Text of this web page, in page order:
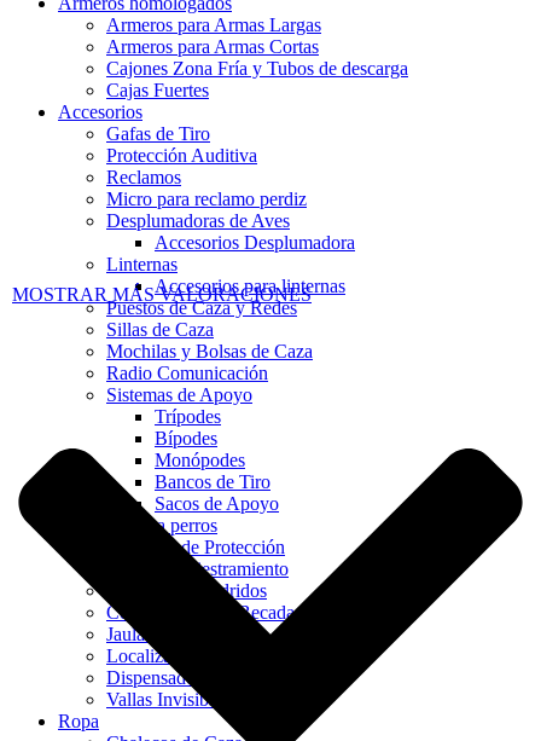
MOSTRAR MÁS VALORACIONES
Armeros para Armas Largas
Armeros para Armas Cortas
Cajones Zona Fría y Tubos de descarga
Cajas Fuertes
Accesorios
Gafas de Tiro
Protección Auditiva
Reclamos
Micro para reclamo perdiz
Desplumadoras de Aves
Accesorios Desplumadora
Linternas
Accesorios para linternas
Puestos de Caza y Redes
Sillas de Caza
Mochilas y Bolsas de Caza
Radio Comunicación
Sistemas de Apoyo
Trípodes
Bípodes
Monópodes
Bancos de Tiro
Sacos de Apoyo
Artículos para perros
Chalecos de Protección
Collares Adiestramiento
Collares Antiladridos
Collares Para La Becada
Jaulas de Transporte
Localizadores GPS
Dispensador de Pelotas
Vallas Invisibles
Ropa